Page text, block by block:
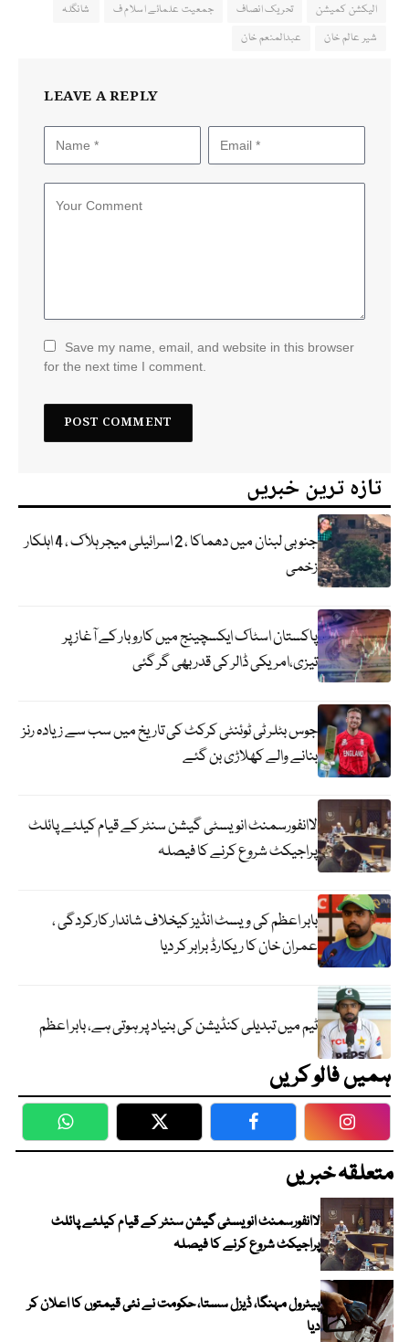
الیکشن کمیشن تحریک انصاف جمعیت علمائے اسلام ف
شانگلہ
شیر عالم خان
عبدالمنعم خان
LEAVE A REPLY
Save my name, email, and website in this browser
for the next time I comment.
تازہ ترین خبریں
جنوبی لبنان میں دھماکا ، 2 اسرائیلی میجر ہلاک ، 4 اہلکار
زخمی
پاکستان اسٹاک ایکسچینج میں کاروبار کے آغاز پر
تیزی،امریکی ڈالر کی قدر بھی گر گئی
جوس بٹلر ٹی ٹوئنٹی کرکٹ کی تاریخ میں سب سے زیادہ رنز
بنانے والے کھلاڑی بن گئے
لاانفورسمنٹ انویسٹی گیشن سنٹر کے قیام کیلئے پائلٹ
پراجیکٹ شروع کرنے کا فیصلہ
بابر اعظم کی ویسٹ انڈیز کیخلاف شاندار کارکردگی ،
عمران خان کا ریکارڈ برابر کر دیا
ٹیم میں تبدیلی کنڈیشن کی بنیاد پر ہوتی ہے، بابر اعظم
ہمیں فالو کریں
WhatsApp Twitter Facebook
متعلقہ خبریں
لاانفورسمنٹ انویسٹی گیشن سنٹر کے قیام کیلئے پائلٹ
پراجیکٹ شروع کرنے کا فیصلہ
پیٹرول مہنگا، ڈیزل سستا، حکومت نے نئی قیمتوں کا اعلان کر
دیا